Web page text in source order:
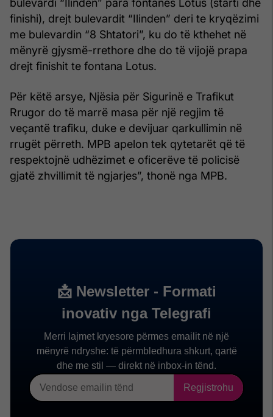
bulevardi “Ilinden” para fontanës Lotus (starti dhe
finishi), drejt bulevardit “Ilinden” deri te kryqëzimi
me bulevardin “8 Shtatori”, ku do të kthehet në
mënyrë gjysmë-rrethore dhe do të vijojë prapa
drejt finishit te fontana Lotus.
Për këtë arsye, Njësia për Sigurinë e Trafikut
Rrugor do të marrë masa për një regjim të
veçantë trafiku, duke e devijuar qarkullimin në
rrugët përreth. MPB apelon tek qytetarët që të
respektojnë udhëzimet e oficerëve të policisë
gjatë zhvillimit të ngjarjes”, thonë nga MPB.